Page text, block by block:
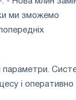
ми зможемо
параметри.
і оперативно